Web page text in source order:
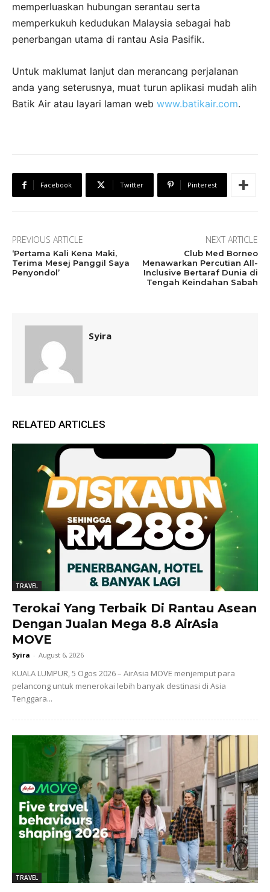
memperluaskan hubungan serantau serta
memperkukuh kedudukan Malaysia sebagai hab
penerbangan utama di rantau Asia Pasifik.
Untuk maklumat lanjut dan merancang perjalanan
anda yang seterusnya, muat turun aplikasi mudah alih
Batik Air atau layari laman web www.batikair.com.
Facebook Twitter Pinterest
PREVIOUS ARTICLE
‘Pertama Kali Kena Maki,
Terima Mesej Panggil Saya
Penyondol’
NEXT ARTICLE
Club Med Borneo
Menawarkan Percutian All-
Inclusive Bertaraf Dunia di
Tengah Keindahan Sabah
Syira
RELATED ARTICLES
TRAVEL
Terokai Yang Terbaik Di Rantau Asean
Dengan Jualan Mega 8.8 AirAsia
MOVE
Syira - August 6, 2026
KUALA LUMPUR, 5 Ogos 2026 – AirAsia MOVE menjemput para
pelancong untuk menerokai lebih banyak destinasi di Asia
Tenggara...
TRAVEL